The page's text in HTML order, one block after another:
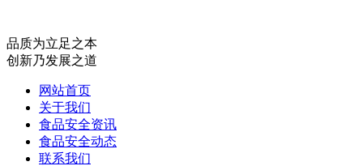
品质为立足之本
创新乃发展之道
网站首页
关于我们
食品安全资讯
食品安全动态
联系我们